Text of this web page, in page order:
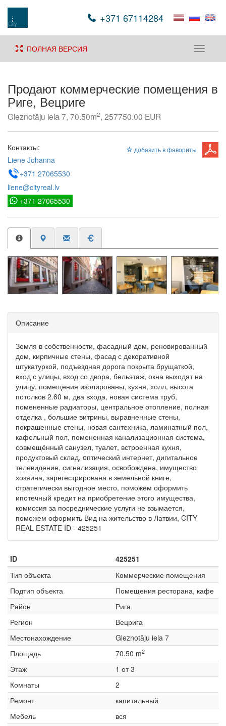
+371 67114284
Toggle
ПОЛНАЯ ВЕРСИЯ
Продают коммерческие помещения в
Риге, Вецриге
Gleznotāju iela 7, 70.50m2, 257750.00 EUR
добавить в фавориты
Контакты:
Liene Johanna
+371 27065530
liene@cityreal.lv
+371 27065530
Описание
Земля в собственности, фасадный дом, реновированный
дом, кирпичные стены, фасад с декоративной
штукатуркой, подъездная дорога покрыта брущаткoй,
вход с улицы, вход со двора, бельэтаж, окна выходят на
улицу, помещения изолированы, кухня, холл, высота
потолков 2.60 м, два входа, новая система труб,
помененные радиаторы, центральное отопление, полная
отделка , большие витрины, выравненные стены,
покрашенные стены, новая сантехника, ламинатный пол,
кафельный пол, помененная канализационная система,
совмещённый санузел, туалет, встроенная кухня,
продуктовый склад, oптический интернет, дигитальное
телевидение, сигнализация, освобождена, имущество
хозяина, зарегестрирована в земельной книге,
стратегически выгодное место, поможем оформить
ипотечный кредит на приобретение этого имущества,
комиссия за посреднические услуги не взымается,
поможем оформить Вид на жительство в Латвии, CITY
REAL ESTATE ID - 425251
ID
425251
Тип объекта
Коммерческие помещения
Подтип объекта
Помещения ресторана, кафе
Район
Рига
Регион
Вецрига
Местонахождение
Gleznotāju iela 7
Площадь
70.50 m2
Этаж
1 от 3
Комнаты
2
Ремонт
капитальный
Мебель
вся